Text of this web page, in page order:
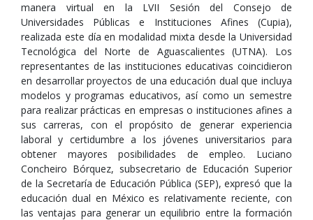
manera virtual en la LVII Sesión del Consejo de
Universidades Públicas e Instituciones Afines (Cupia),
realizada este día en modalidad mixta desde la Universidad
Tecnológica del Norte de Aguascalientes (UTNA). Los
representantes de las instituciones educativas coincidieron
en desarrollar proyectos de una educación dual que incluya
modelos y programas educativos, así como un semestre
para realizar prácticas en empresas o instituciones afines a
sus carreras, con el propósito de generar experiencia
laboral y certidumbre a los jóvenes universitarios para
obtener mayores posibilidades de empleo. Luciano
Concheiro Bórquez, subsecretario de Educación Superior
de la Secretaría de Educación Pública (SEP), expresó que la
educación dual en México es relativamente reciente, con
las ventajas para generar un equilibrio entre la formación